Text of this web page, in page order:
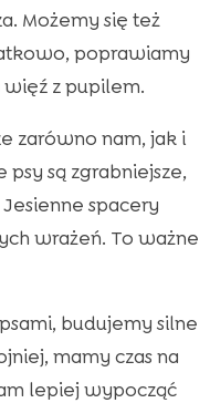
Możemy się też
poprawiamy
z pupilem.
zarówno nam, jak i
psy są zgrabniejsze,
spacery
wrażeń. To ważne
budujemy silne
mamy czas na
lepiej wypocząć